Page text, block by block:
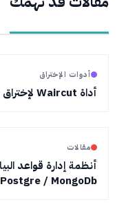
أدوات الإختراق
أداة Waircut لإختراق شبكات الواي فاي على الويندوز
مقالات
Postgre / MongoDb ...)